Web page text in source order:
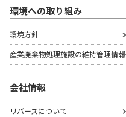
環境への取り組み
環境方針
産業廃棄物処理施設の維持管理情報
会社情報
リバースについて